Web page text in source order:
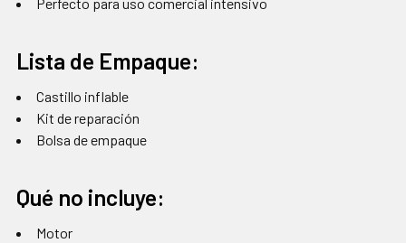
Perfecto para uso comercial intensivo
Lista de Empaque:
Castillo inflable
Kit de reparación
Bolsa de empaque
Qué no incluye:
Motor